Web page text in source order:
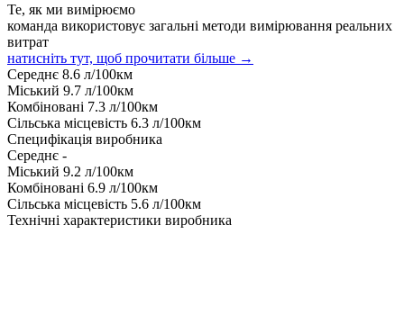
Те, як ми вимірюємо
команда використовує загальні методи вимірювання реальних
витрат
натисніть тут, щоб прочитати більше →
Середнє 8.6 л/100км
Міський 9.7 л/100км
Комбіновані 7.3 л/100км
Сільська місцевість 6.3 л/100км
Специфікація виробника
Середнє -
Міський 9.2 л/100км
Комбіновані 6.9 л/100км
Сільська місцевість 5.6 л/100км
Технічні характеристики виробника